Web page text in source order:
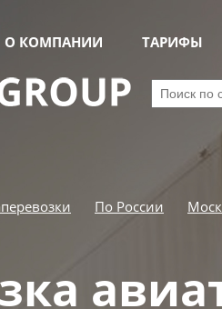
О КОМПАНИИ ТАРИФЫ
По России